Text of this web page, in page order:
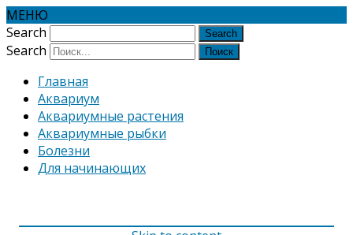
МЕНЮ
Search
Search
Главная
Аквариум
Аквариумные растения
Аквариумные рыбки
Болезни
Для начинающих